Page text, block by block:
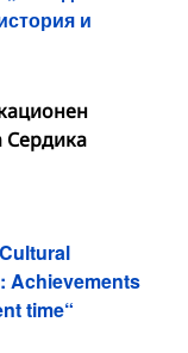
и
Сердика
Achievements
time“